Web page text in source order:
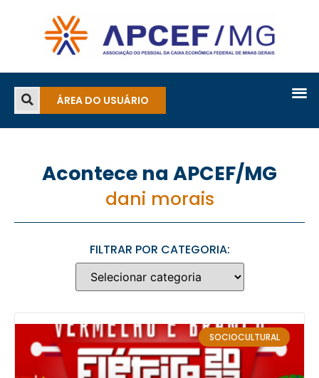
ÁREA DO USUÁRIO
Acontece na APCEF/MG
dani morais
FILTRAR POR CATEGORIA:
SOCIOCULTURAL